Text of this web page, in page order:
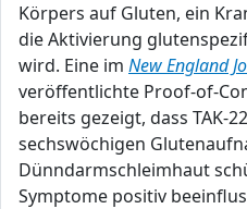
Körpers auf Gluten, ein
die Aktivierung
wird. Eine im New England
veröffentlichte Proof-of-
bereits gezeigt, dass TAK-
sechswöchigen
Dünndarmschleimhaut
Symptome positiv